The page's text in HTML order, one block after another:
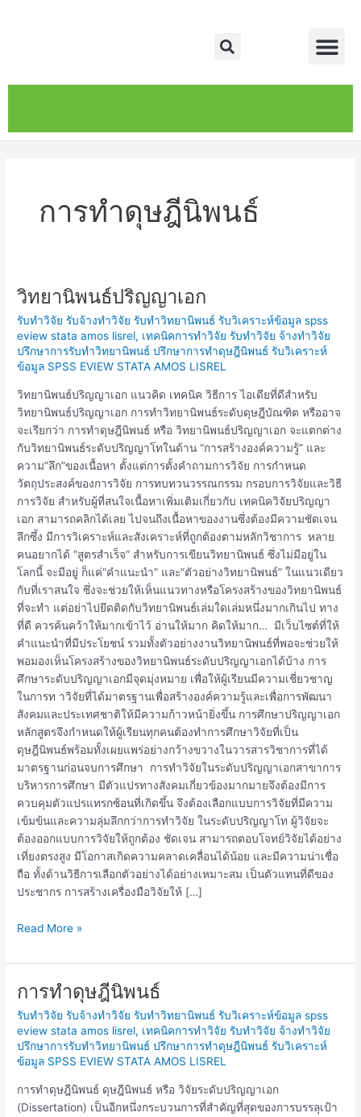
Search
การทำดุษฎีนิพนธ์
วิทยานิพนธ์ปริญญาเอก
รับทำวิจัย รับจ้างทำวิจัย รับทำวิทยานิพนธ์ รับวิเคราะห์ข้อมูล spss
eview stata amos lisrel, เทคนิคการทำวิจัย รับทำวิจัย จ้างทำวิจัย
ปรึกษาการรับทำวิทยานิพนธ์ ปรึกษาการทำดุษฎีนิพนธ์ รับวิเคราะห์
ข้อมูล SPSS EVIEW STATA AMOS LISREL
วิทยานิพนธ์ปริญญาเอก แนวคิด เทคนิค วิธีการ ไอเดียที่ดีสำหรับ
วิทยานิพนธ์ปริญญาเอก การทำวิทยานิพนธ์ระดับดุษฎีบัณฑิต หรืออาจ
จะเรียกว่า การทำดุษฎีนิพนธ์ หรือ วิทยานิพนธ์ปริญญาเอก จะแตกต่าง
กับวิทยานิพนธ์ระดับปริญญาโทในด้าน “การสร้างองค์ความรู้” และ
ความ”ลึก”ของเนื้อหา ตั้งแต่การตั้งคำถามการวิจัย การกำหนด
วัตถุประสงค์ของการวิจัย การทบทวนวรรณกรรม กรอบการวิจัยและวิธี
การวิจัย สำหรับผู้ที่สนใจเนื้อหาเพิ่มเติมเกี่ยวกับ เทคนิควิจัยปริญญา
เอก สามารถคลิกได้เลย ไปจนถึงเนื้อหาของงานซึ่งต้องมีความชัดเจน
ลึกซึ้ง มีการวิเคราะห์และสังเคราะห์ที่ถูกต้องตามหลักวิชาการ หลาย
คนอยากได้ “สูตรสำเร็จ” สำหรับการเขียนวิทยานิพนธ์ ซึ่งไม่มีอยู่ใน
โลกนี้ จะมีอยู่ ก็แค่”คำแนะนำ” และ”ตัวอย่างวิทยานิพนธ์” ในแนวเดียว
กับที่เราสนใจ ซึ่งจะช่วยให้เห็นแนวทางหรือโครงสร้างของวิทยานิพนธ์
ที่จะทำ แต่อย่าไปยึดติดกับวิทยานิพนธ์เล่มใดเล่มหนึ่งมากเกินไป ทาง
ที่ดี ควรค้นคว้าให้มากเข้าไว้ อ่านให้มาก คิดให้มาก… มีเว็บไซต์ที่ให้
คำแนะนำที่มีประโยชน์ รวมทั้งตัวอย่างงานวิทยานิพนธ์ที่พอจะช่วยให้
พอมองเห็นโครงสร้างของวิทยานิพนธ์ระดับปริญญาเอกได้บ้าง การ
ศึกษาระดับปริญญาเอกมีจุดมุ่งหมาย เพื่อให้ผู้เรียนมีความเชี่ยวชาญ
ในการท าวิจัยที่ได้มาตรฐานเพื่อสร้างองค์ความรู้และเพื่อการพัฒนา
สังคมและประเทศชาติให้มีความก้าวหน้ายิ่งขึ้น การศึกษาปริญญาเอก
หลักสูตรจึงกำหนดให้ผู้เรียนทุกคนต้องทำการศึกษาวิจัยที่เป็น
ดุษฎีนิพนธ์พร้อมทั้งเผยแพร่อย่างกว้างขวางในวารสารวิชาการที่ได้
มาตรฐานก่อนจบการศึกษา การทำวิจัยในระดับปริญญาเอกสาขาการ
บริหารการศึกษา มีตัวแปรทางสังคมเกี่ยวข้องมากมายจึงต้องมีการ
ควบคุมตัวแปรแทรกซ้อนที่เกิดขึ้น จึงต้องเลือกแบบการวิจัยที่มีความ
เข้มข้นและความลุ่มลึกกว่าการทำวิจัย ในระดับปริญญาโท ผู้วิจัยจะ
ต้องออกแบบการวิจัยให้ถูกต้อง ชัดเจน สามารถตอบโจทย์วิจัยได้อย่าง
เที่ยงตรงสูง มีโอกาสเกิดความคลาดเคลื่อนได้น้อย และมีความน่าเชื่อ
ถือ ทั้งด้านวิธีการเลือกตัวอย่างได้อย่างเหมาะสม เป็นตัวแทนที่ดีของ
ประชากร การสร้างเครื่องมือวิจัยให้ […]
วิทยานิพนธ์
เอก
Read More »
การทำดุษฎีนิพนธ์
รับทำวิจัย รับจ้างทำวิจัย รับทำวิทยานิพนธ์ รับวิเคราะห์ข้อมูล spss
eview stata amos lisrel, เทคนิคการทำวิจัย รับทำวิจัย จ้างทำวิจัย
ปรึกษาการรับทำวิทยานิพนธ์ ปรึกษาการทำดุษฎีนิพนธ์ รับวิเคราะห์
ข้อมูล SPSS EVIEW STATA AMOS LISREL
การทำดุษฎีนิพนธ์ ดุษฎีนิพนธ์ หรือ วิจัยระดับปริญญาเอก
(Dissertation) เป็นอีกหนึ่งกระบวนการที่สำคัญที่สุดของการบรรลุเป้า
การ
ดุษฎีนิพนธ์